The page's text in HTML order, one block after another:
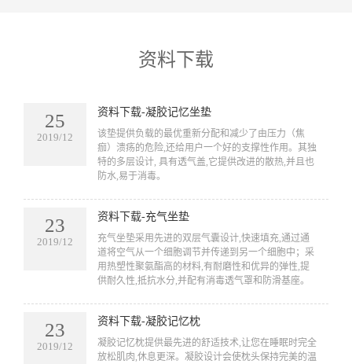
资料下载
25
2019/12
资料下载-凝胶记忆坐垫
​该垫提供负载的最优重新分配和减少了由压力（焦
痂）溃疡的危险,还给用户一个好的支撑性作用。其独
特的多层设计, 具有透气盖,它提供改进的散热,并且也
防水,易于消毒。
23
2019/12
资料下载-充气坐垫
​充气坐垫采用先进的双层气囊设计,快速填充,通过通
道将空气从一个细胞调节并传递到另一个细胞中；采
用热塑性聚氨酯高的材料,有耐磨性和优异的弹性,提
供耐久性,抵抗水分,并配有消毒透气罩和防滑基座。
23
2019/12
资料下载-凝胶记忆枕
​凝胶记忆枕提供最先进的舒适技术,让您在睡眠时完全
放松肌肉,休息更深。凝胶设计会使枕头保持完美的温